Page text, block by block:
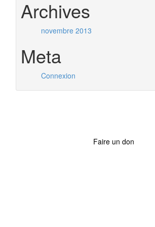
Archives
novembre 2013
Meta
Connexion
Faire un don